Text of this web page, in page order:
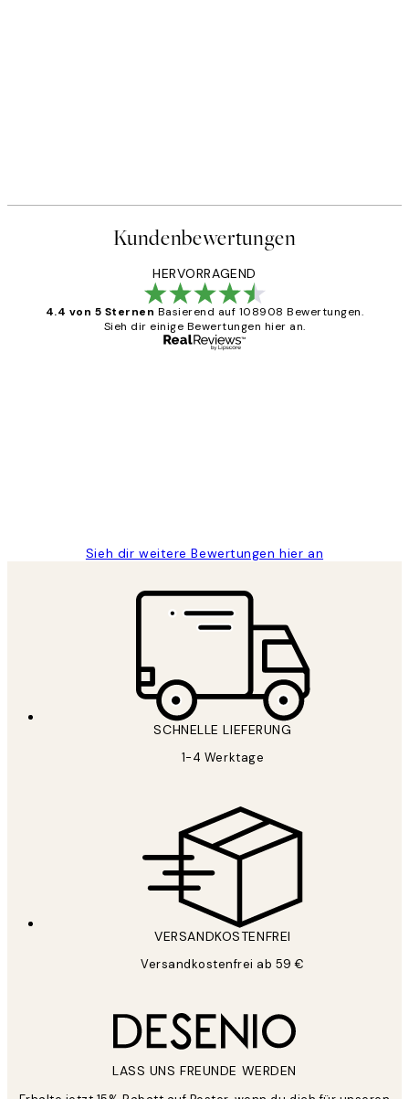
Kundenbewertungen
HERVORRAGEND
4.4 von 5 Sternen Basierend auf 108908 Bewertungen.
Sieh dir einige Bewertungen hier an.
Sieh dir weitere Bewertungen hier an
SCHNELLE LIEFERUNG
1-4 Werktage
VERSANDKOSTENFREI
Versandkostenfrei ab 59 €
LASS UNS FREUNDE WERDEN